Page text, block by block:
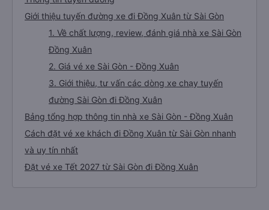
Giới thiệu tuyến đường xe đi Đồng Xuân từ Sài Gòn
1. Về chất lượng, review, đánh giá nhà xe Sài Gòn
Đồng Xuân
2. Giá vé xe Sài Gòn - Đồng Xuân
3. Giới thiệu, tư vấn các dòng xe chạy tuyến
đường Sài Gòn đi Đồng Xuân
Bảng tổng hợp thông tin nhà xe Sài Gòn - Đồng Xuân
Cách đặt vé xe khách đi Đồng Xuân từ Sài Gòn nhanh
và uy tín nhất
Đặt vé xe Tết 2027 từ Sài Gòn đi Đồng Xuân